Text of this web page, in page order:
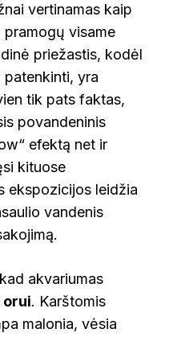
vertinamas kaip
visame
priežastis, kodėl
yra
tik pats faktas,
povandeninis
efektą net ir
kituose
ekspozicijos leidžia
vandenis
akvariumas
orui. Karštomis
malonia, vėsia